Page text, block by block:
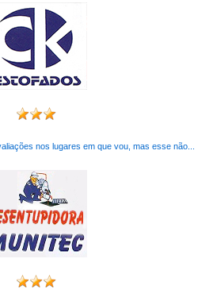
nos lugares em que vou, mas esse não...